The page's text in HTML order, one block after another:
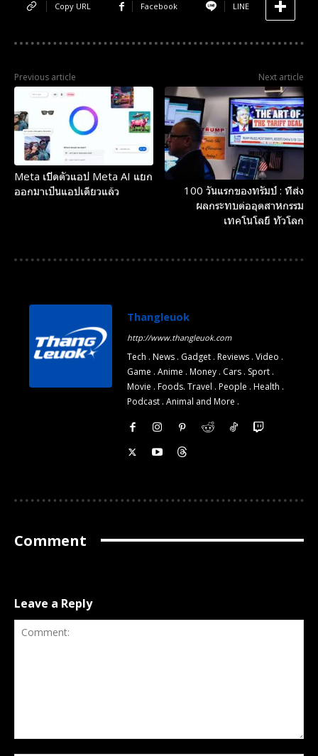
Copy URL Facebook LINE
Previous article
Meta เปิดตัวแอป Meta AI แยก
ออกมาเป็นแอปเดียวแล้ว
Next article
100 วันแรกของทรัมป์ : ที่ส่ง
ผลกระทบต่ออุตสาหกรรม
เทคโนโลยี ทั่วโลก
Thangleuok
http://www.thangleuok.com
Tech . News . Gadget . Reviews . Video .
Game . Anime . Money . Cars . Sport .
Movie . Foods. Travel . People . Health .
Podcast . Animal and More .
Comment
Leave a Reply